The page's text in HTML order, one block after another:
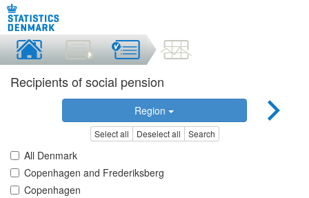
Recipients of social pension
Region
Select all Deselect all Search
All Denmark
Copenhagen and Frederiksberg
Copenhagen